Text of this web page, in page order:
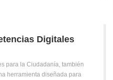
Digitales
para la Ciudadanía, también
herramienta diseñada para